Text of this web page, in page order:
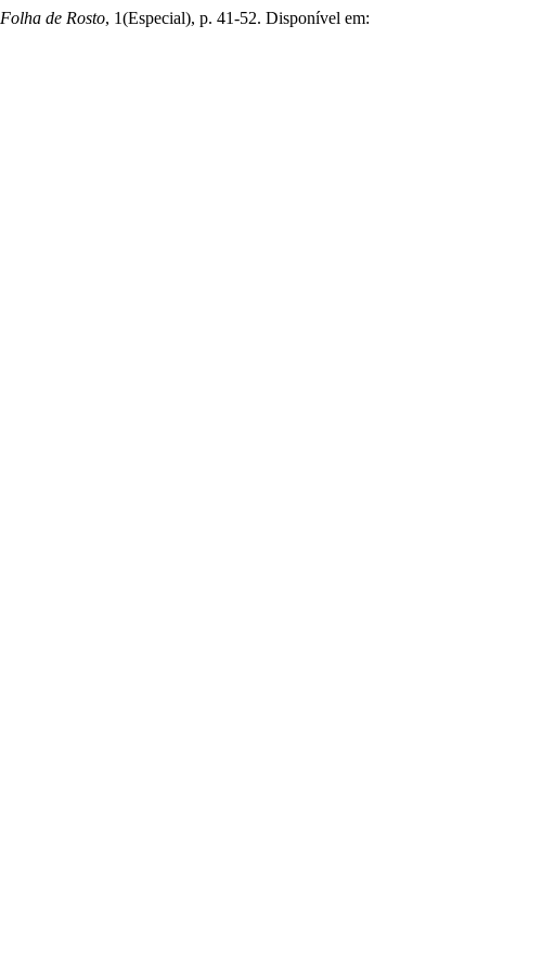
Folha de Rosto, 1(Especial), p. 41-52. Disponível em: